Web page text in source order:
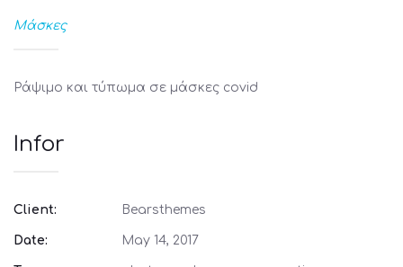
Μάσκες
Ράψιμο και τύπωμα σε μάσκες covid
Infor
Client: Bearsthemes
Date: May 14, 2017